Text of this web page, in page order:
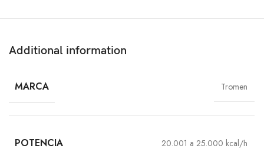
Additional information
MARCA Tromen
POTENCIA 20.001 a 25.000 kcal/h